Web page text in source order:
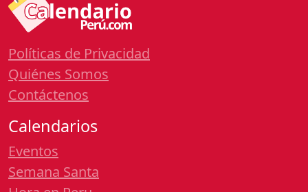
Políticas de Privacidad
Quiénes Somos
Contáctenos
Calendarios
Eventos
Semana Santa